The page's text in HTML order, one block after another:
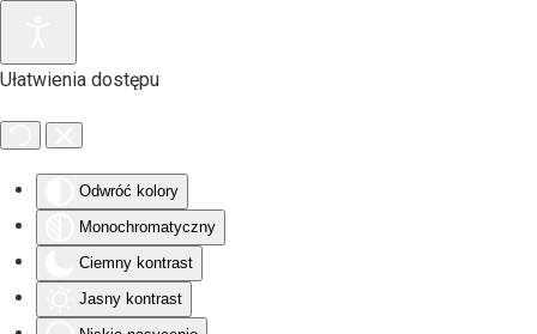
Ułatwienia dostępu
Odwróć kolory
Monochromatyczny
Ciemny kontrast
Jasny kontrast
Przejdź do głównej treści